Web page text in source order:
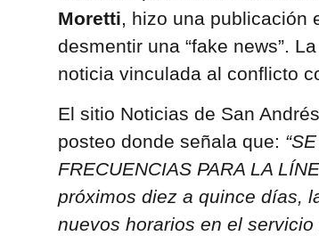
Moretti, hizo una publicación
desmentir una “fake news”.
noticia vinculada al conflicto
El sitio Noticias de San
posteo donde señala que:
FRECUENCIAS PARA LA
próximos diez a quince días,
nuevos horarios en el